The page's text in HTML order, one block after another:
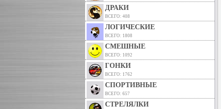
ДРАКИ
ВСЕГО: 408
ЛОГИЧЕСКИЕ
ВСЕГО: 1808
СМЕШНЫЕ
ВСЕГО: 1092
ГОНКИ
ВСЕГО: 1762
СПОРТИВНЫЕ
ВСЕГО: 657
СТРЕЛЯЛКИ